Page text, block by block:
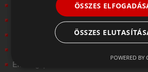
Kerékszerelő gép
Kerékkiegyensúlyozó gép
Futóműállító gép
Emelő gép
ÖSSZES
ÖSSZES
POWERED BY